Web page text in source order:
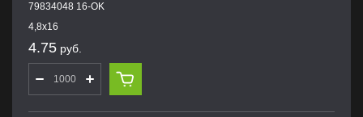
79834048 16-OK
4,8х16
4.75 руб.